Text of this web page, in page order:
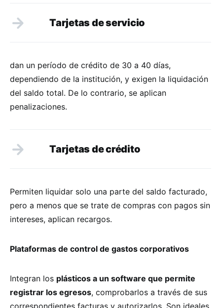
Tarjetas de servicio
dan un período de crédito de 30 a 40 días,
dependiendo de la institución, y exigen la liquidación
del saldo total. De lo contrario, se aplican
penalizaciones.
Tarjetas de crédito
Permiten liquidar solo una parte del saldo facturado,
pero a menos que se trate de compras con pagos sin
intereses, aplican recargos.
Plataformas de control de gastos corporativos
Integran los plásticos a un software que permite
registrar los egresos, comprobarlos a través de sus
correspondientes facturas y autorizarlos. Son ideales